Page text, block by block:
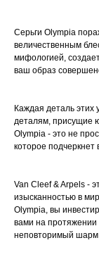
Серьги Olympia
величественным
мифологией,
ваш образ
Каждая деталь этих
деталям, присущие
Olympia - это не
которое подчеркнет
Van Cleef & Arpels -
изысканностью в
Olympia, вы
вами на протяжении
неповторимый шарм